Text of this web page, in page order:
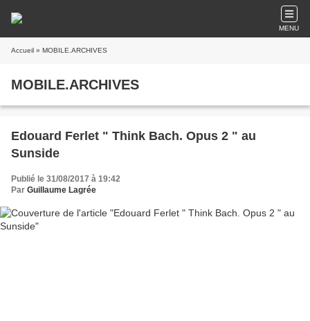
MENU
Accueil » MOBILE.ARCHIVES
MOBILE.ARCHIVES
Edouard Ferlet " Think Bach. Opus 2 " au
Sunside
Publié le 31/08/2017 à 19:42
Par Guillaume Lagrée